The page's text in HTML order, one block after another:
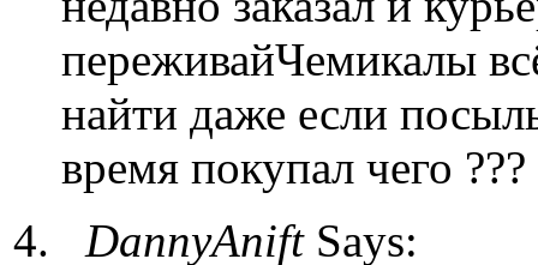
переживайЧемикалы
найти даже если
время покупал чего
DannyAniftSays: